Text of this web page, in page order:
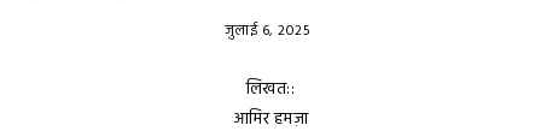
जुलाई 6, 2025
लिखत::
आमिर हमज़ा